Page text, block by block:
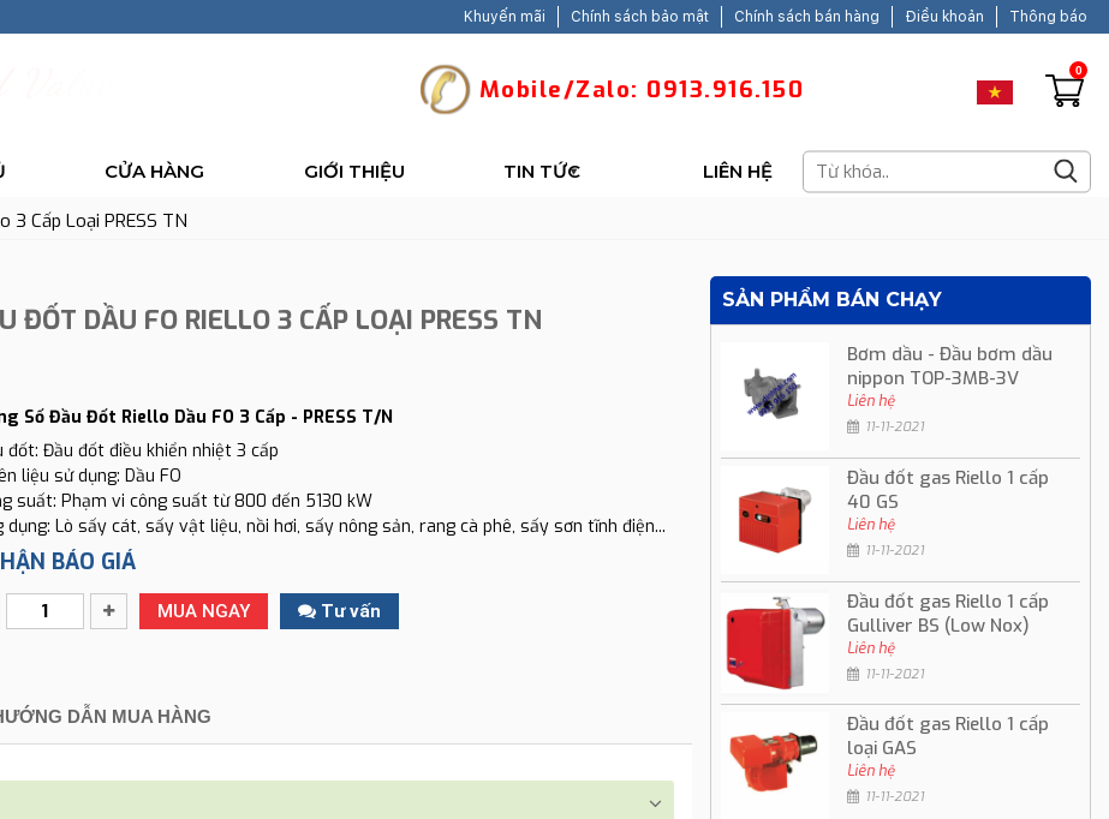
Khuyến mãi Chính sách bảo mật Chính sách bán hàng Điều khoản Thông báo
Mobile/Zalo: 0913.916.150
0
CỬA HÀNG GIỚI THIỆU TIN TỨC LIÊN HỆ
3 Cấp Loại PRESS TN
ĐỐT DẦU FO RIELLO 3 CẤP LOẠI PRESS TN
Số Đầu Đốt Riello Dầu FO 3 Cấp - PRESS T/N
đốt: Đầu đốt điều khiển nhiệt 3 cấp
liệu sử dụng: Dầu FO
suất: Phạm vi công suất từ 800 đến 5130 kW
dụng: Lò sấy cát, sấy vật liệu, nồi hơi, sấy nông sản, rang cà phê, sấy sơn tĩnh điện...
BÁO GIÁ
MUA NGAY Tư vấn
DẪN MUA HÀNG
SẢN PHẨM BÁN CHẠY
Bơm dầu - Đầu bơm dầu
nippon TOP-3MB-3V
Liên hệ
11-11-2021
Đầu đốt gas Riello 1 cấp
40 GS
Liên hệ
11-11-2021
Đầu đốt gas Riello 1 cấp
Gulliver BS (Low Nox)
Liên hệ
11-11-2021
Đầu đốt gas Riello 1 cấp
loại GAS
Liên hệ
11-11-2021